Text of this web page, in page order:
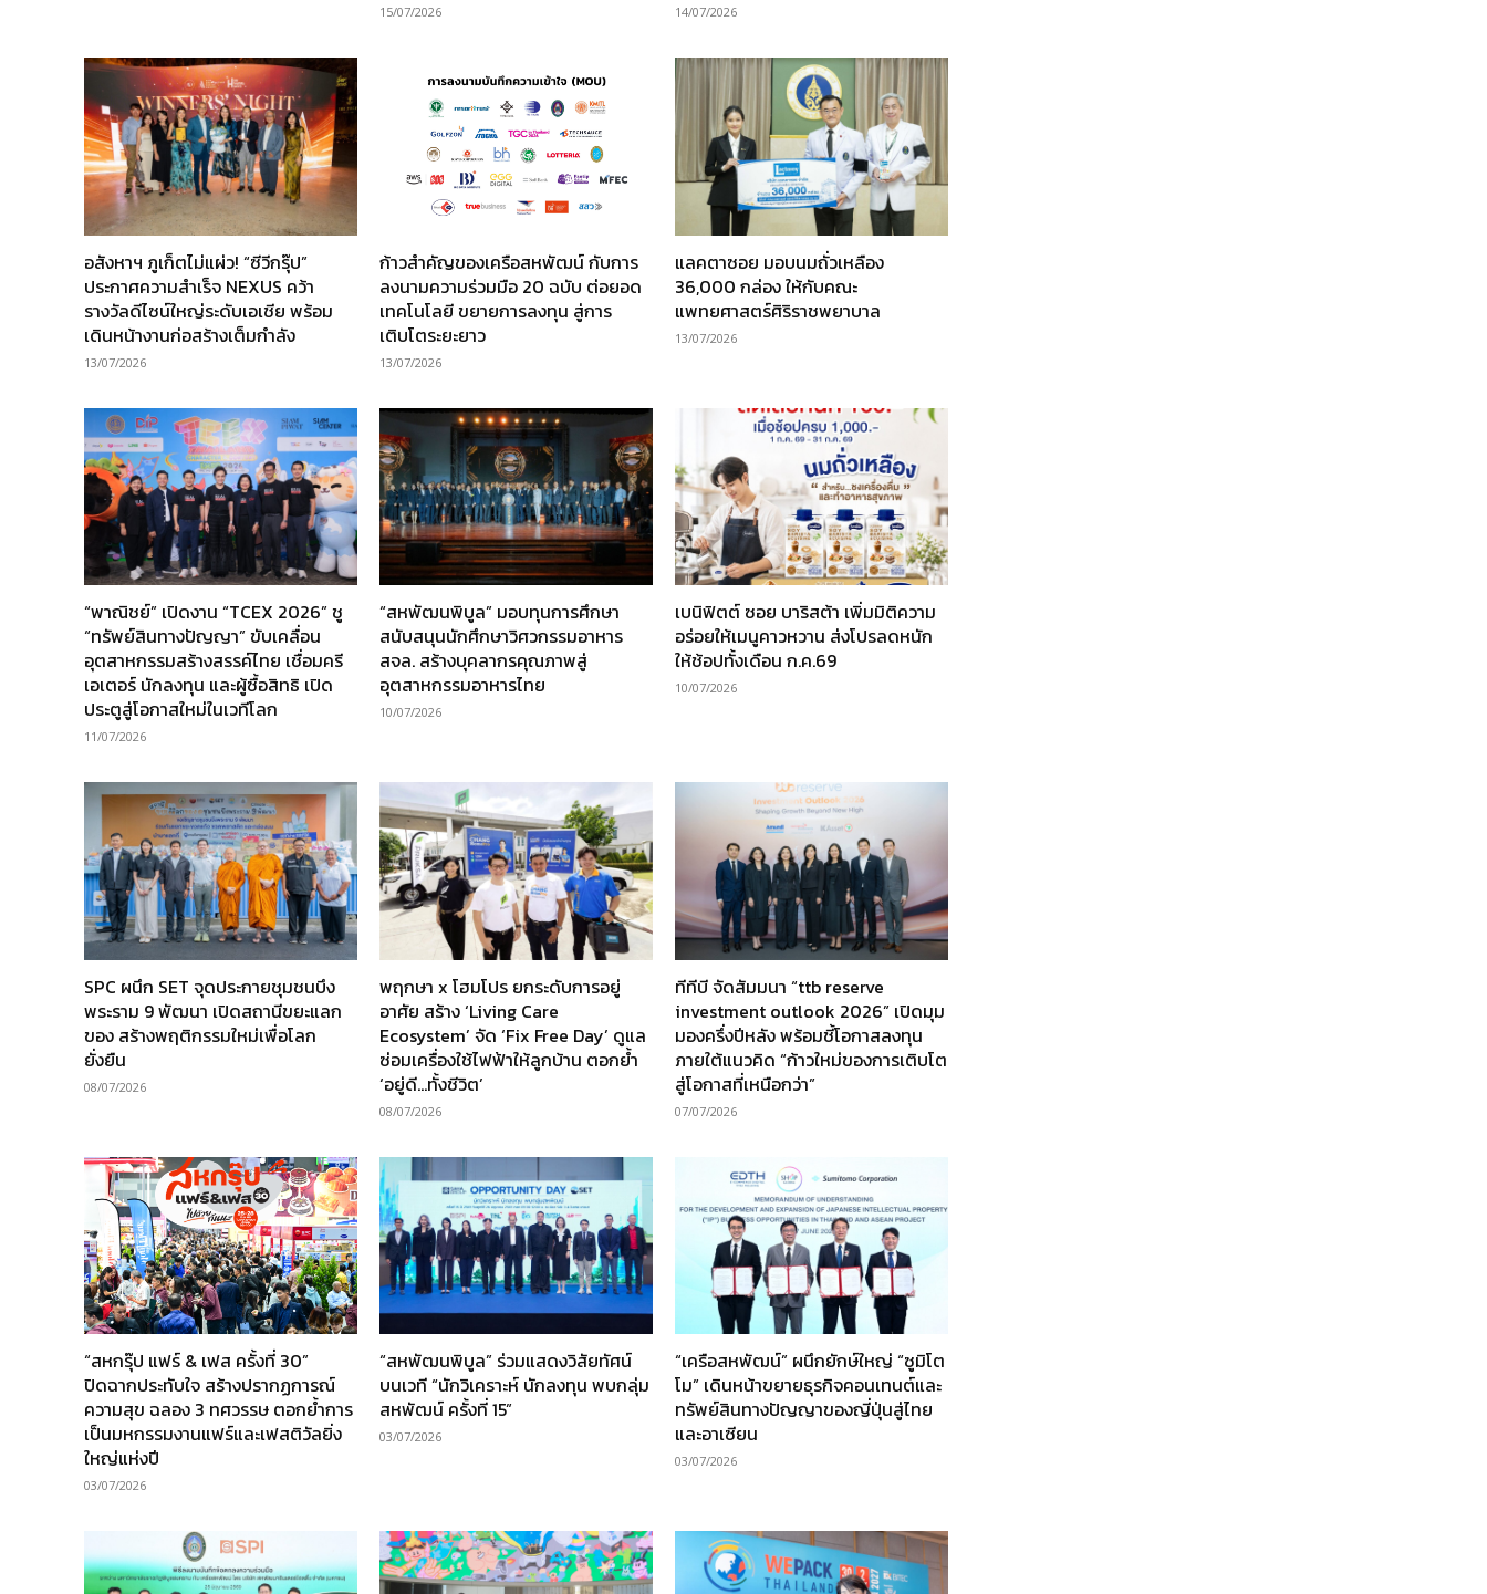
15/07/2026 14/07/2026
อสังหาฯ ภูเก็ตไม่แผ่ว! “ซีวีกรุ๊ป”
ประกาศความสำเร็จ NEXUS คว้า
รางวัลดีไซน์ใหญ่ระดับเอเชีย พร้อม
เดินหน้างานก่อสร้างเต็มกำลัง
13/07/2026
ก้าวสำคัญของเครือสหพัฒน์ กับการ
ลงนามความร่วมมือ 20 ฉบับ ต่อยอด
เทคโนโลยี ขยายการลงทุน สู่การ
เติบโตระยะยาว
13/07/2026
แลคตาซอย มอบนมถั่วเหลือง
36,000 กล่อง ให้กับคณะ
แพทยศาสตร์ศิริราชพยาบาล
13/07/2026
“พาณิชย์” เปิดงาน “TCEX 2026” ชู
“ทรัพย์สินทางปัญญา” ขับเคลื่อน
อุตสาหกรรมสร้างสรรค์ไทย เชื่อมครี
เอเตอร์ นักลงทุน และผู้ซื้อสิทธิ เปิด
ประตูสู่โอกาสใหม่ในเวทีโลก
11/07/2026
“สหพัฒนพิบูล” มอบทุนการศึกษา
สนับสนุนนักศึกษาวิศวกรรมอาหาร
สจล. สร้างบุคลากรคุณภาพสู่
อุตสาหกรรมอาหารไทย
10/07/2026
เบนิฟิตต์ ซอย บาริสต้า เพิ่มมิติความ
อร่อยให้เมนูคาวหวาน ส่งโปรลดหนัก
ให้ช้อปทั้งเดือน ก.ค.69
10/07/2026
SPC ผนึก SET จุดประกายชุมชนบึง
พระราม 9 พัฒนา เปิดสถานีขยะแลก
ของ สร้างพฤติกรรมใหม่เพื่อโลก
ยั่งยืน
08/07/2026
พฤกษา x โฮมโปร ยกระดับการอยู่
อาศัย สร้าง ‘Living Care
Ecosystem’ จัด ‘Fix Free Day’ ดูแล
ซ่อมเครื่องใช้ไฟฟ้าให้ลูกบ้าน ตอกย้ำ
‘อยู่ดี…ทั้งชีวิต’
08/07/2026
ทีทีบี จัดสัมมนา “ttb reserve
investment outlook 2026” เปิดมุม
มองครึ่งปีหลัง พร้อมชี้โอกาสลงทุน
ภายใต้แนวคิด “ก้าวใหม่ของการเติบโต
สู่โอกาสที่เหนือกว่า”
07/07/2026
“สหกรุ๊ป แฟร์ & เฟส ครั้งที่ 30”
ปิดฉากประทับใจ สร้างปรากฏการณ์
ความสุข ฉลอง 3 ทศวรรษ ตอกย้ำการ
เป็นมหกรรมงานแฟร์และเฟสติวัลยิ่ง
ใหญ่แห่งปี
03/07/2026
“สหพัฒนพิบูล” ร่วมแสดงวิสัยทัศน์
บนเวที “นักวิเคราะห์ นักลงทุน พบกลุ่ม
สหพัฒน์ ครั้งที่ 15”
03/07/2026
“เครือสหพัฒน์” ผนึกยักษ์ใหญ่ “ซูมิโต
โม” เดินหน้าขยายธุรกิจคอนเทนต์และ
ทรัพย์สินทางปัญญาของญี่ปุ่นสู่ไทย
และอาเซียน
03/07/2026